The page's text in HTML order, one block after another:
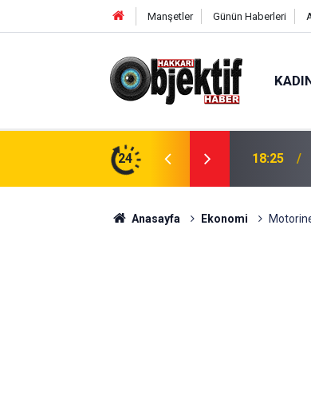
Manşetler Günün Haberleri
24 11:12
Anasayfa Ekonomi